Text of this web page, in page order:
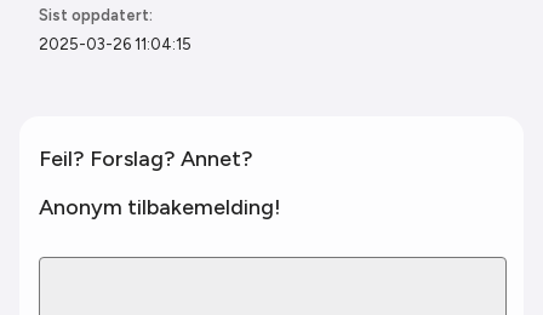
Sist oppdatert:
2025-03-26 11:04:15
Feil? Forslag? Annet?
Anonym tilbakemelding!